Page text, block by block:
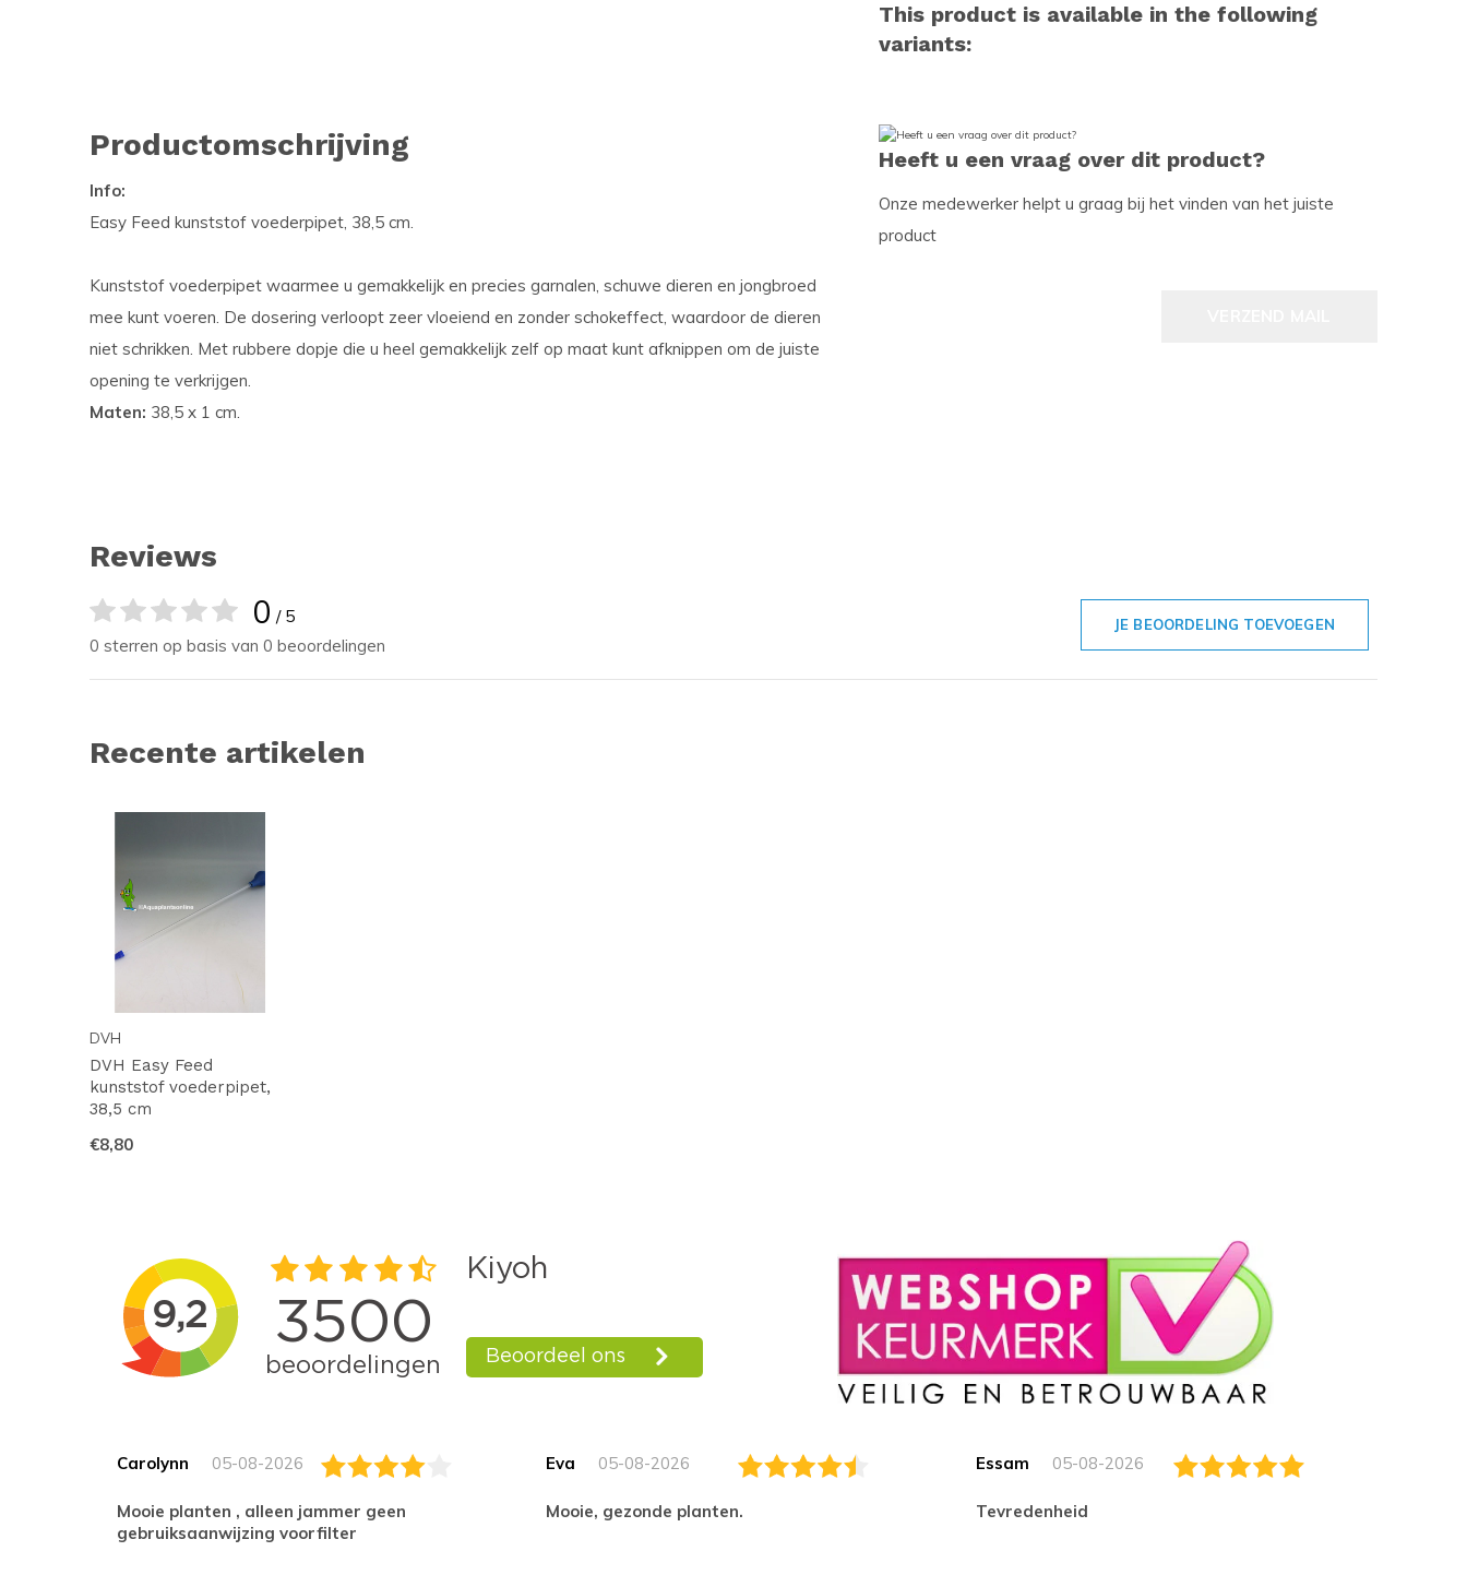
This product is available in the following
variants:
Productomschrijving
Info:
Easy Feed kunststof voederpipet, 38,5 cm.
Kunststof voederpipet waarmee u gemakkelijk en precies garnalen, schuwe dieren en jongbroed
mee kunt voeren. De dosering verloopt zeer vloeiend en zonder schokeffect, waardoor de dieren
niet schrikken. Met rubbere dopje die u heel gemakkelijk zelf op maat kunt afknippen om de juiste
opening te verkrijgen.
Maten: 38,5 x 1 cm.
Heeft u een vraag over dit product?
Onze medewerker helpt u graag bij het vinden van het juiste
product
Reviews
0 / 5
0 sterren op basis van 0 beoordelingen
JE BEOORDELING TOEVOEGEN
Recente artikelen
DVH
DVH Easy Feed
kunststof voederpipet,
38,5 cm
€8,80
Carolynn 05-08-2026
Mooie planten , alleen jammer geen
gebruiksaanwijzing voorfilter
Eva 05-08-2026
Mooie, gezonde planten.
Essam 05-08-2026
tevredenheid